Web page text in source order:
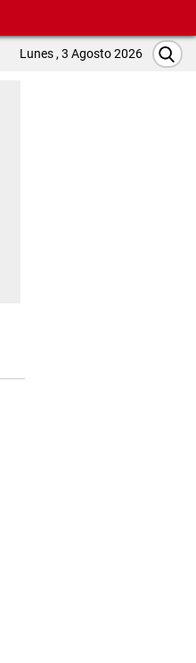
Lunes , 3 Agosto 2026